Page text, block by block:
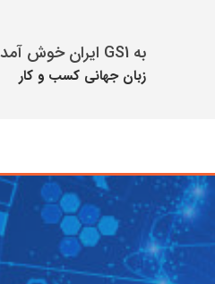
به GS1 ایران خوش آمدید
زبان جهانی كسب و كار